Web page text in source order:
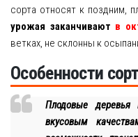
сорта относят к поздним,
урожая заканчивают в
ветках, не склонны к
Особенности
Плодовые деревья
вкусовым